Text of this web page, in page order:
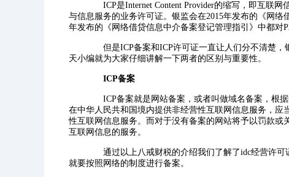
ICP是Internet Content Provider的缩写，即互联网
与信息服务的业务许可证。银监会在2015年发布的《网
年发布的《网络借贷信息中介备案登记管理指引》中都对
但是ICP备案和ICP许可证一直让人们分不清楚，
天小编就为大家仔细讲解一下两者的区别与重要性。
ICP备案
ICP备案就是网站备案，或者叫做域名备案，根据
在中华人民共和国境内提供非经营性互联网信息服务，
性互联网信息服务。而对于没有备案的网站将予以罚款
互联网信息的服务。
通过以上八戒财税的介绍我们了解了idc经营许可
就要按照网络的制度进行备案。